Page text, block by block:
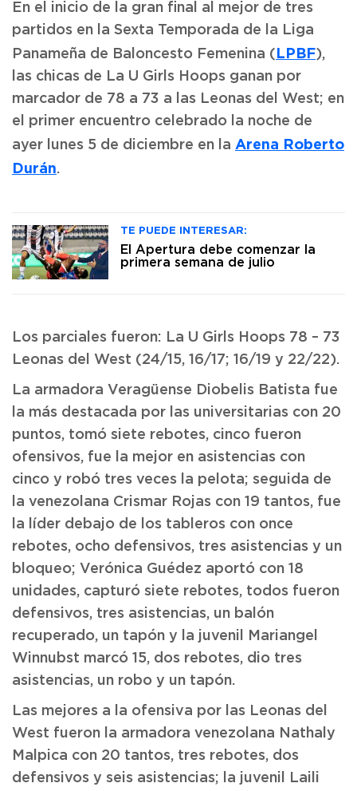
En el inicio de la gran final al mejor de tres
partidos en la Sexta Temporada de la Liga
Panameña de Baloncesto Femenina (LPBF),
las chicas de La U Girls Hoops ganan por
marcador de 78 a 73 a las Leonas del West; en
el primer encuentro celebrado la noche de
ayer lunes 5 de diciembre en la Arena Roberto
Durán.
TE PUEDE INTERESAR:
El Apertura debe comenzar la
primera semana de julio
Los parciales fueron: La U Girls Hoops 78 – 73
Leonas del West (24/15, 16/17; 16/19 y 22/22).
La armadora Veragüense Diobelis Batista fue
la más destacada por las universitarias con 20
puntos, tomó siete rebotes, cinco fueron
ofensivos, fue la mejor en asistencias con
cinco y robó tres veces la pelota; seguida de
la venezolana Crismar Rojas con 19 tantos, fue
la líder debajo de los tableros con once
rebotes, ocho defensivos, tres asistencias y un
bloqueo; Verónica Guédez aportó con 18
unidades, capturó siete rebotes, todos fueron
defensivos, tres asistencias, un balón
recuperado, un tapón y la juvenil Mariangel
Winnubst marcó 15, dos rebotes, dio tres
asistencias, un robo y un tapón.
Las mejores a la ofensiva por las Leonas del
West fueron la armadora venezolana Nathaly
Malpica con 20 tantos, tres rebotes, dos
defensivos y seis asistencias; la juvenil Laili